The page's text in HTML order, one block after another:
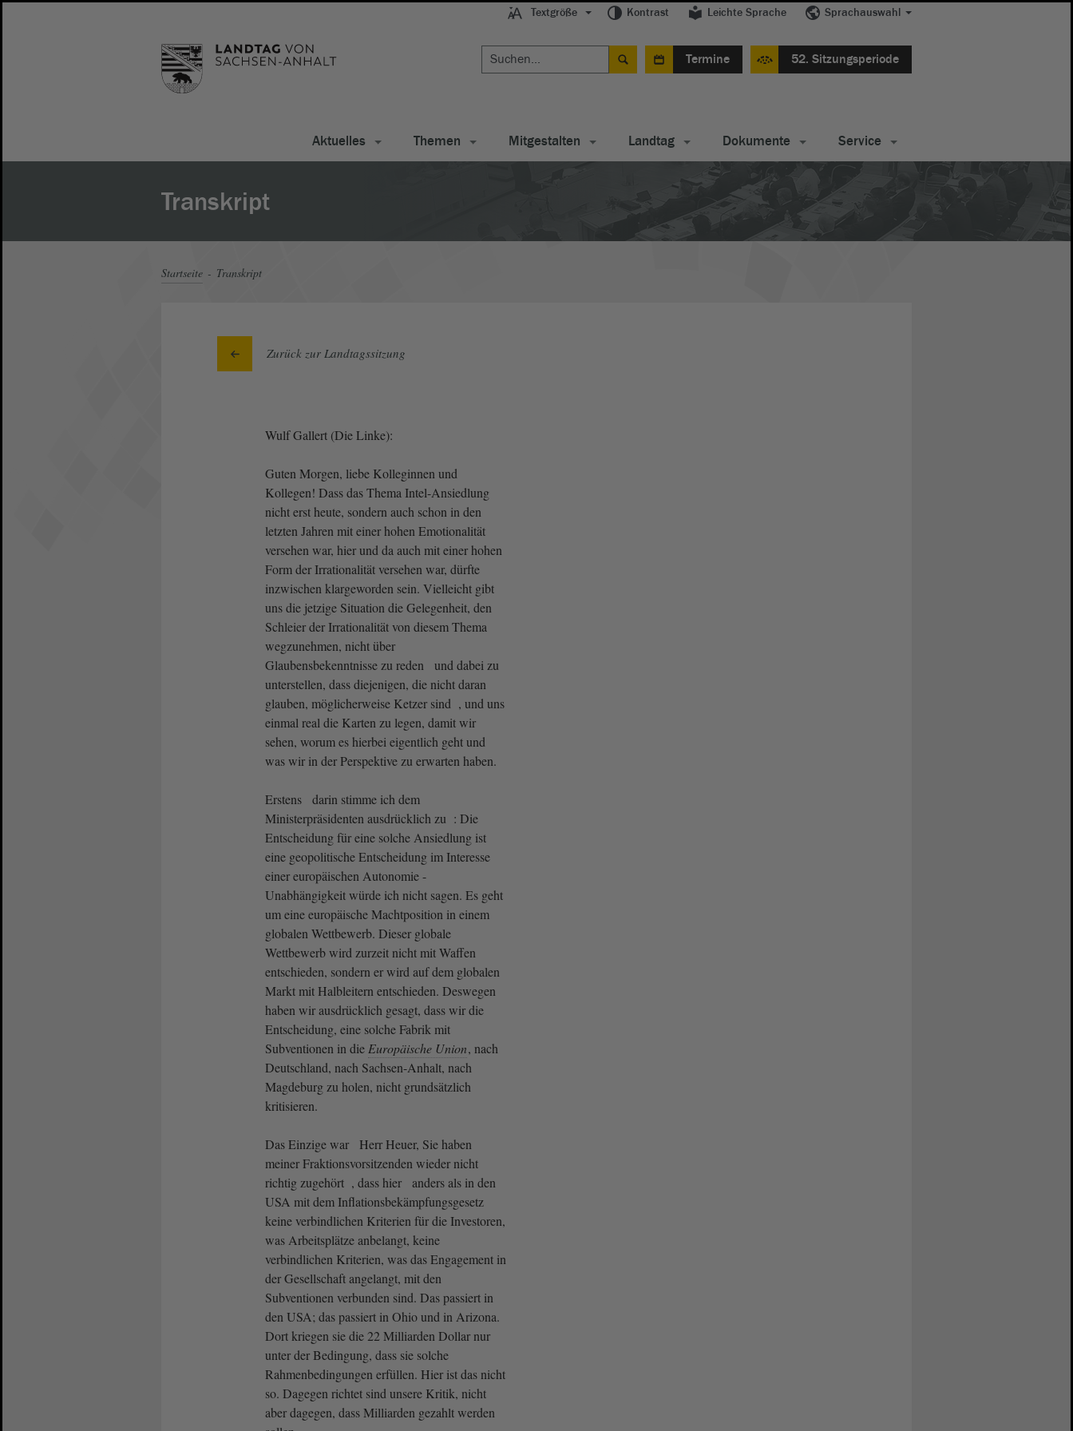
Textgröße Kontrast Leichte Sprache Sprachauswahl
Termine 52. Sitzungsperiode
Aktuelles Themen Mitgestalten Landtag Dokumente Service
Transkript
Startseite Transkript
Zurück zur Landtagssitzung
Wulf Gallert (Die Linke):
Guten Morgen, liebe Kolleginnen und
Kollegen! Dass das Thema Intel-Ansiedlung
nicht erst heute, sondern auch schon in den
letzten Jahren mit einer hohen Emotionalität
versehen war, hier und da auch mit einer hohen
Form der Irrationalität versehen war, dürfte
inzwischen klargeworden sein. Vielleicht gibt
uns die jetzige Situation die Gelegenheit, den
Schleier der Irrationalität von diesem Thema
wegzunehmen, nicht über
Glaubensbekenntnisse zu reden und dabei zu
unterstellen, dass diejenigen, die nicht daran
glauben, möglicherweise Ketzer sind , und uns
einmal real die Karten zu legen, damit wir
sehen, worum es hierbei eigentlich geht und
was wir in der Perspektive zu erwarten haben.
Erstens darin stimme ich dem
Ministerpräsidenten ausdrücklich zu : Die
Entscheidung für eine solche Ansiedlung ist
eine geopolitische Entscheidung im Interesse
einer europäischen Autonomie -
Unabhängigkeit würde ich nicht sagen. Es geht
um eine europäische Machtposition in einem
globalen Wettbewerb. Dieser globale
Wettbewerb wird zurzeit nicht mit Waffen
entschieden, sondern er wird auf dem globalen
Markt mit Halbleitern entschieden. Deswegen
haben wir ausdrücklich gesagt, dass wir die
Entscheidung, eine solche Fabrik mit
Subventionen in die Europäische Union, nach
Deutschland, nach Sachsen-Anhalt, nach
Magdeburg zu holen, nicht grundsätzlich
kritisieren.
Das Einzige war Herr Heuer, Sie haben
meiner Fraktionsvorsitzenden wieder nicht
richtig zugehört , dass hier anders als in den
USA mit dem Inflationsbekämpfungsgesetz
keine verbindlichen Kriterien für die Investoren,
was Arbeitsplätze anbelangt, keine
verbindlichen Kriterien, was das Engagement in
der Gesellschaft angelangt, mit den
Subventionen verbunden sind. Das passiert in
den USA; das passiert in Ohio und in Arizona.
Dort kriegen sie die 22 Milliarden Dollar nur
unter der Bedingung, dass sie solche
Rahmenbedingungen erfüllen. Hier ist das nicht
so. Dagegen richtet sind unsere Kritik, nicht
aber dagegen, dass Milliarden gezahlt werden